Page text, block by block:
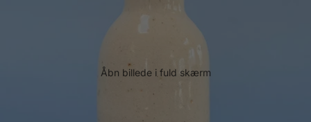
Åbn billede i fuld skærm